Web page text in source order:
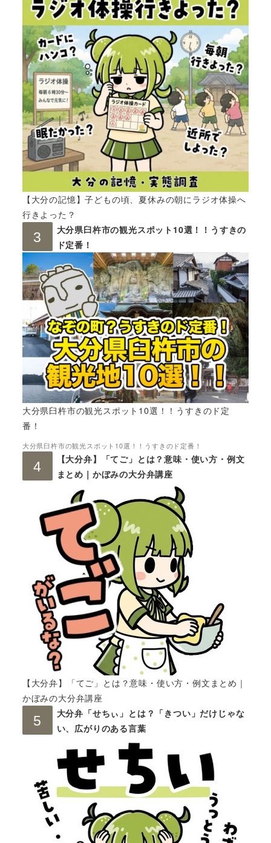
【大分の記憶】子どもの頃、夏休みの朝にラジオ体操へ
行きよった？
大分県臼杵市の観光スポット10選！！うすきの
ド定番！
大分県臼杵市の観光スポット10選！！うすきのド定
番！
大分県臼杵市の観光スポット10選！！うすきのド定番！
【大分弁】「てご」とは？意味・使い方・例文
まとめ｜かぼみの大分弁講座
【大分弁】「てご」とは？意味・使い方・例文まとめ｜
かぼみの大分弁講座
大分弁「せちぃ」とは？「きつい」だけじゃな
い、広がりのある言葉